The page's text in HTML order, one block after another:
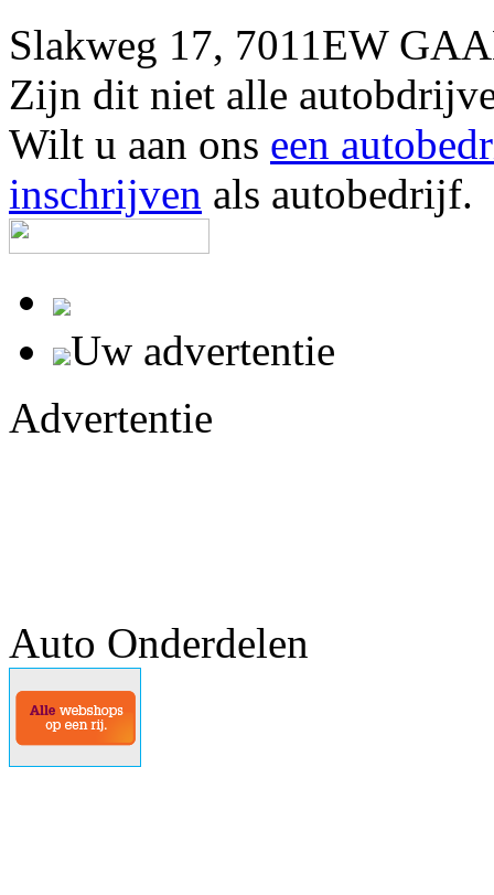
Slakweg 17, 7011EW
Zijn dit niet alle
Wilt u aan ons een
inschrijven als autobedrijf.
Uw advertentie
Advertentie
Auto Onderdelen